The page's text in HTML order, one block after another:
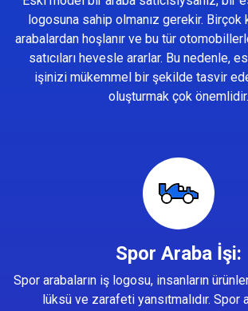
logosuna sahip olmanız gerekir.
arabalardan hoşlanır ve bu tür
satıcıları hevesle ararlar. Bu nedenle,
işinizi mükemmel bir şekilde tasvir
oluşturmak çok önemlidir.
Spor Araba İşi:
Spor arabaların iş logosu, insanların
lüksü ve zarafeti yansıtmalıdır. Spor